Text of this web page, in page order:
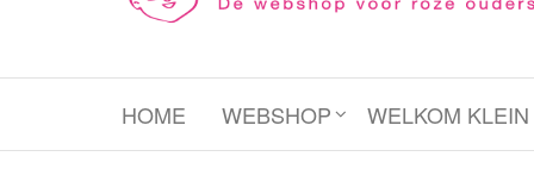
Parents
HOME WEBSHOP WELKOM